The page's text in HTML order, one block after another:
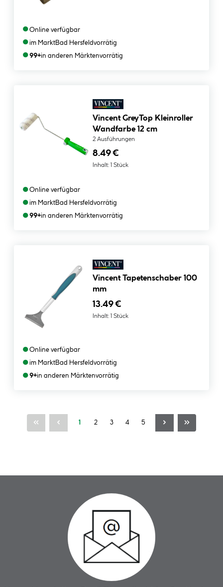
●Online verfügbar
●im MarktBad Hersfeldvorrätig
●99+in anderen Märktenvorrätig
Vincent GreyTop Kleinroller
Wandfarbe 12 cm
2 Ausführungen
8.49 €
Inhalt: 1 Stück
●Online verfügbar
●im MarktBad Hersfeldvorrätig
●99+in anderen Märktenvorrätig
Vincent Tapetenschaber 100
mm
13.49 €
Inhalt: 1 Stück
●Online verfügbar
●im MarktBad Hersfeldvorrätig
●9+in anderen Märktenvorrätig
Seite
1 Seite
2 Seite
3 Seite
4 Seite
5